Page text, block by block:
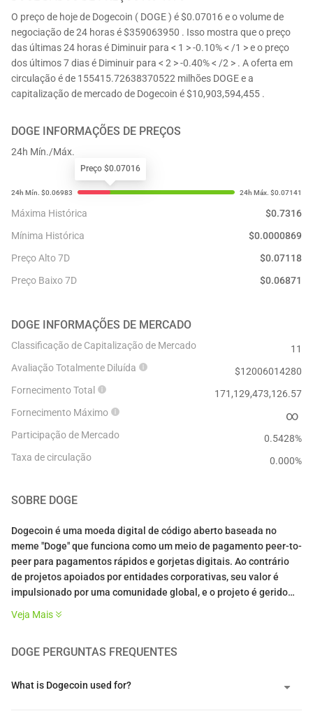
O preço de hoje de Dogecoin ( DOGE ) é $0.07016 e o volume de
negociação de 24 horas é $359063950 . Isso mostra que o preço
das últimas 24 horas é Diminuir para < 1 > -0.10% < /1 > e o preço
dos últimos 7 dias é Diminuir para < 2 > -0.40% < /2 > . A oferta em
circulação é de 155415.72638370522 milhões DOGE e a
capitalização de mercado de Dogecoin é $10,903,594,455 .
DOGE INFORMAÇÕES DE PREÇOS
24h Mín./Máx.
Preço $0.07016
Máxima Histórica $0.7316
Mínima Histórica
$0.0000869
Preço Alto 7D
$0.07118
Preço Baixo 7D
$0.06871
DOGE INFORMAÇÕES DE MERCADO
Classificação de Capitalização de Mercado
11
Avaliação Totalmente Diluída
$12006014280
Fornecimento Total
171,129,473,126.57
Fornecimento Máximo
∞
Participação de Mercado
0.5428%
Taxa de circulação
0.000%
SOBRE DOGE
Dogecoin é uma moeda digital de código aberto baseada no
meme "Doge" que funciona como um meio de pagamento peer-to-
peer para pagamentos rápidos e gorjetas digitais. Ao contrário
de projetos apoiados por entidades corporativas, seu valor é
impulsionado por uma comunidade global, e o projeto é gerido
Foundation, uma organização sem fins lucrativos, em vez de uma
Billy Markus e Jackson Palmer como uma paródia de mercado, o
Veja Mais
DOGE PERGUNTAS FREQUENTES
What is Dogecoin used for?